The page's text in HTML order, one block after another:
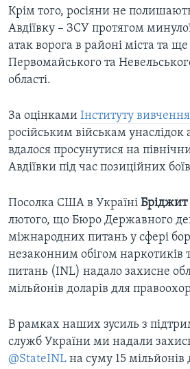
Крім того, росіяни не
Авдіївку – ЗСУ протягом
атак ворога в районі міста та ще
Первомайського та
області.
За оцінками Інституту
російським військам унаслідок
вдалося просунутися на
Авдіївки під час позиційних
Посолка США в Україні Бріджит
лютого, що Бюро Державного
міжнародних питань у сфері
незаконним обігом наркотиків
питань (INL) надало захисне
мільйонів доларів для
В рамках наших зусиль з
служб України ми надали
@StateINL на суму 15 мільйонів